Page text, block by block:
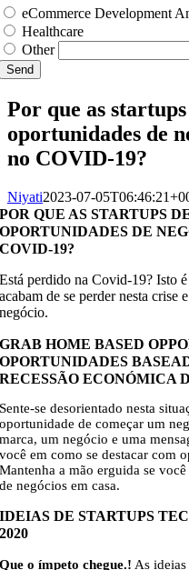
eCommerce Development
Healthcare
Other
Send
Por que as
oportunidades de
no COVID-19?
Niyati2023-07-
POR QUE AS STARTUPS
OPORTUNIDADES DE
COVID-19?
Está perdido na Covid-19? Isto
acabam de se perder nesta crise
negócio.
GRAB HOME BASED
OPORTUNIDADES
RECESSÃO ECONÓMICA
Sente-se desorientado nesta
oportunidade de começar um
marca, um negócio e uma
você em como se destacar com
Mantenha a mão erguida se
de negócios em casa.
IDEIAS DE STARTUPS
2020
Que o ímpeto chegue.! As ideias